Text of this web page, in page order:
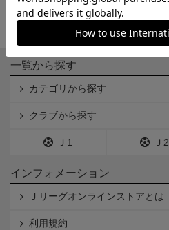
一覧から探す
カテゴリから探す
クラブから探す
Ｊ1 Ｊ2
インフォメーション
Ｊリーグオンラインストアとは
利用規約